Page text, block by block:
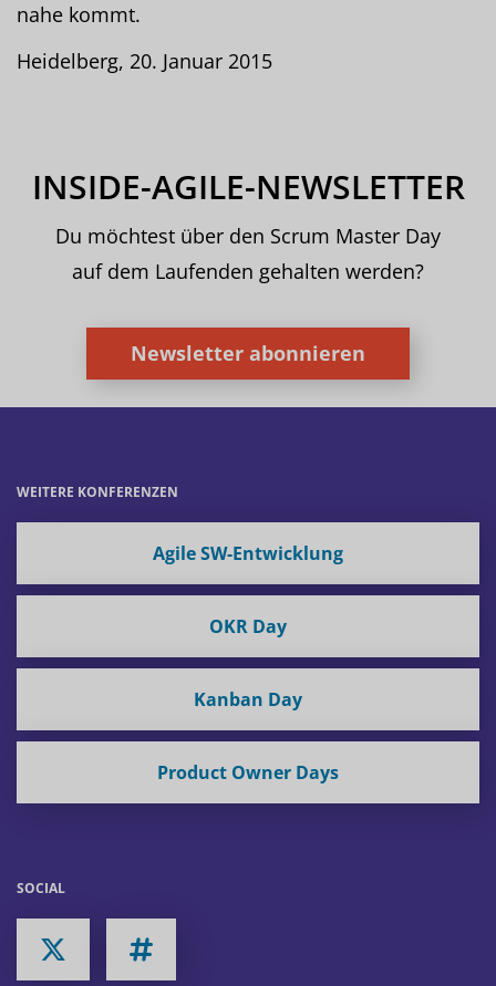
nahe kommt.
Heidelberg, 20. Januar 2015
INSIDE-AGILE-NEWSLETTER
Du möchtest über den Scrum Master Day
auf dem Laufenden gehalten werden?
Newsletter abonnieren
WEITERE KONFERENZEN
Agile SW-Entwicklung
OKR Day
Kanban Day
Product Owner Days
SOCIAL